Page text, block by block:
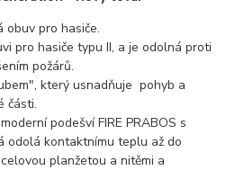
obuv pro hasiče.
pro hasiče typu II, a je odolná proti
požárů.
který usnadňuje pohyb a
části.
podešví FIRE PRABOS s
odolá kontaktnímu teplu až do
planžetou a nitěmi a